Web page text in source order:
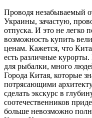
Проводя незабываемый
Украины, зачастую,
отпуска. И это не легко
возможность купить
ценам. Кажется, что
есть различные
для рыбалки, много
Города Китая, которые
потрясающими
сделать экскурс в
соотечественников
больше невозможно